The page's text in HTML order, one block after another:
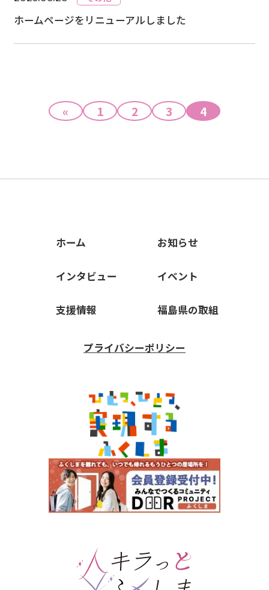
ホームページをリニューアルしました
« 1 2 3 4
ホーム お知らせ
インタビュー イベント
支援情報 福島県の取組
プライバシーポリシー